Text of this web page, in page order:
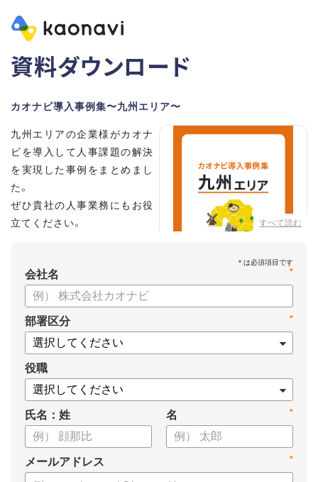
資料ダウンロード
カオナビ導入事例集〜九州エリア〜
すべて読む
九州エリアの企業様がカオナ
ビを導入して人事課題の解決
を実現した事例をまとめまし
た。
ぜひ貴社の人事業務にもお役
立てください。
*
会社名
*
部署区分
役職
氏名：姓 *
名
*
メールアドレス